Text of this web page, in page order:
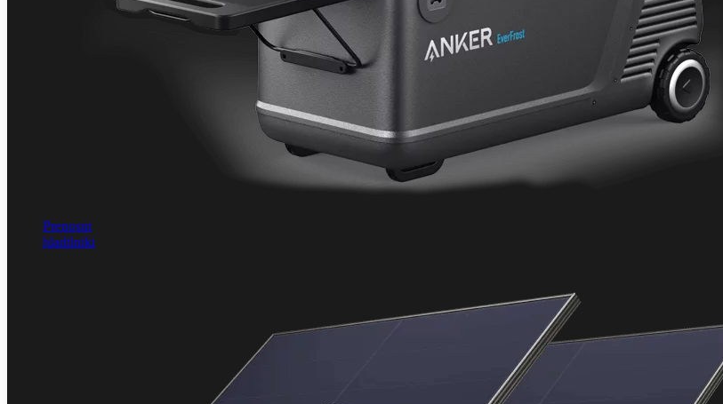
Prenosni
hladilniki